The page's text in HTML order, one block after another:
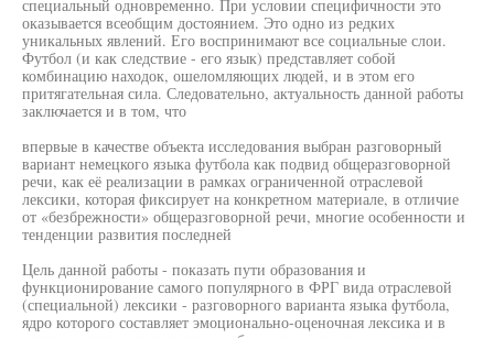
специальный одновременно. При условии специфичности это
оказывается всеобщим достоянием. Это одно из редких
уникальных явлений. Его воспринимают все социальные слои.
Футбол (и как следствие - его язык) представляет собой
комбинацию находок, ошеломляющих людей, и в этом его
притягательная сила. Следовательно, актуальность данной работы
заключается и в том, что
впервые в качестве объекта исследования выбран разговорный
вариант немецкого языка футбола как подвид общеразговорной
речи, как её реализации в рамках ограниченной отраслевой
лексики, которая фиксирует на конкретном материале, в отличие
от «безбрежности» общеразговорной речи, многие особенности и
тенденции развития последней
Цель данной работы - показать пути образования и
функционирование самого популярного в ФРГ вида отраслевой
(специальной) лексики - разговорного варианта языка футбола,
ядро которого составляет эмоционально-оценочная лексика и в